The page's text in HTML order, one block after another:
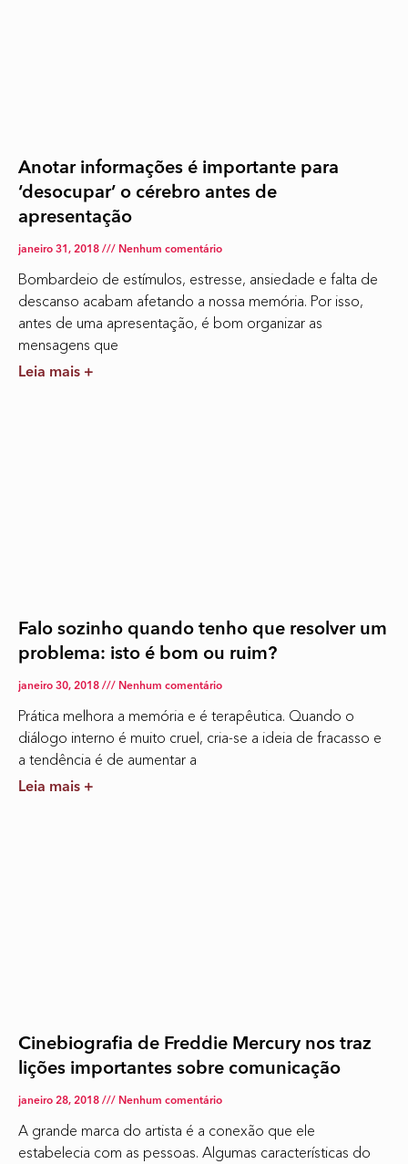
Anotar informações é importante para
‘desocupar’ o cérebro antes de
apresentação
janeiro 31, 2018 Nenhum comentário
Bombardeio de estímulos, estresse, ansiedade e falta de
descanso acabam afetando a nossa memória. Por isso,
antes de uma apresentação, é bom organizar as
mensagens que
Leia mais +
Falo sozinho quando tenho que resolver um
problema: isto é bom ou ruim?
janeiro 30, 2018 Nenhum comentário
Prática melhora a memória e é terapêutica. Quando o
diálogo interno é muito cruel, cria-se a ideia de fracasso e
a tendência é de aumentar a
Leia mais +
Cinebiografia de Freddie Mercury nos traz
lições importantes sobre comunicação
janeiro 28, 2018 Nenhum comentário
A grande marca do artista é a conexão que ele
estabelecia com as pessoas. Algumas características do